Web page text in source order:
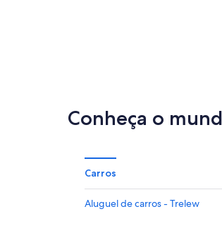
Conheça o
Carros
Aluguel de carros - Trelew